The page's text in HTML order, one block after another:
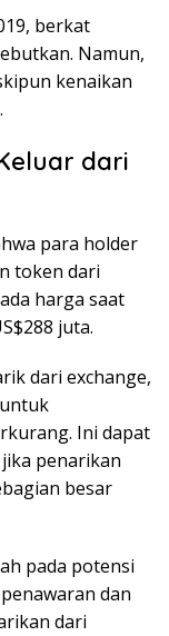
berkat
Namun,
kenaikan
dari
para holder
token dari
harga saat
juta.
dari exchange,
Ini dapat
penarikan
besar
pada potensi
dan
dari